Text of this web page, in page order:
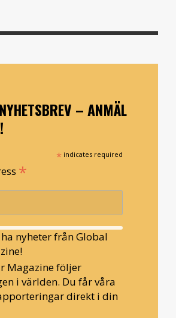
– ANMÄL
* indicates required
*
ha nyheter från Global
Magazine följer
i världen. Du får våra
direkt i din